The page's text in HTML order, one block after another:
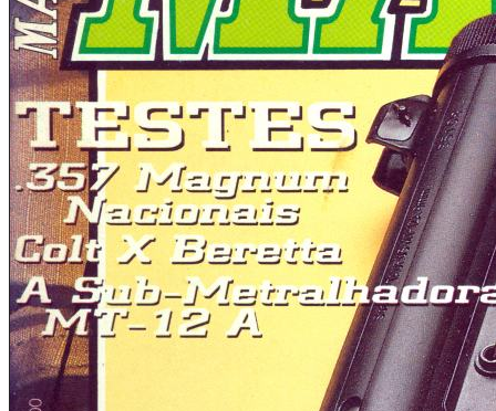
violência e para adequá-lo na campanha antiviolência que
vem sendo desencadeada pelo Ministério da Justiça",
segundo o Diretor da Divisão de Censura do Departamento
de Polícia Federal, Dr. Coriolano Fagundes.
Seria isto um "empréstimo compulsório" da velha república?
Ou a volta sutil da tradicional censura ditatorial?